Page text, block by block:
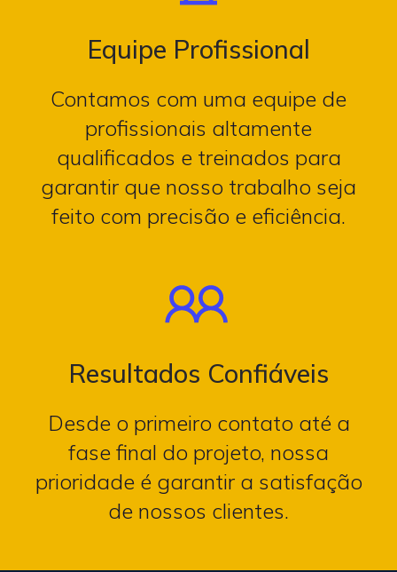
Equipe Profissional
Contamos com uma equipe de
profissionais altamente
qualificados e treinados para
garantir que nosso trabalho seja
feito com precisão e eficiência.
Resultados Confiáveis
Desde o primeiro contato até a
fase final do projeto, nossa
prioridade é garantir a satisfação
de nossos clientes.